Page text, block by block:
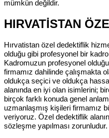
mümkün değildir.
HIRVATİSTAN
Hırvatistan özel dedektiflik
olduğu gibi profesyonel bir
Kadromuzun profesyonel
firmamız dahilinde çalışmakta
oldukça seçici ve oldukça
alanında en iyi olan isimlerini;
birçok farklı konuda genel
uzmanlaşmış kişileri firmamız
veriyoruz. Özel dedektiflik
sözleşme yapılması zorunludur.